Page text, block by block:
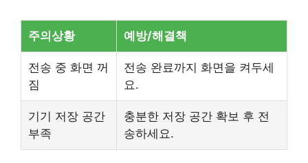
주의상황 예방/해결책
전송 중 화면 꺼
짐
전송 완료까지 화면을 켜두세
요.
기기 저장 공간
부족
충분한 저장 공간 확보 후 전
송하세요.